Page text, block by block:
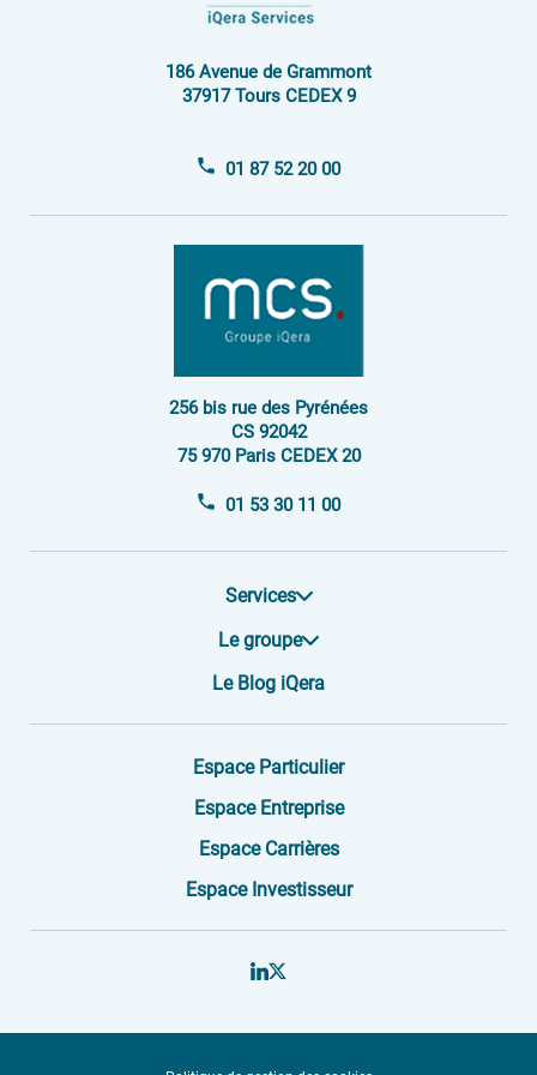
186 Avenue de Grammont
37917 Tours CEDEX 9
01 87 52 20 00
256 bis rue des Pyrénées
CS 92042
75 970 Paris CEDEX 20
01 53 30 11 00
Services
Le groupe
Le Blog iQera
Espace Particulier
Espace Entreprise
Espace Carrières
Espace Investisseur